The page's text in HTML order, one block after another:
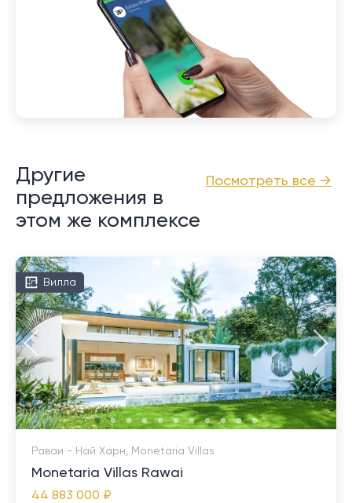
Посмотреть все →
Другие
предложения в
этом же комплексе
Вилла
Раваи - Най Харн, Monetaria Villas
Monetaria Villas Rawai
44 883 000 ₽